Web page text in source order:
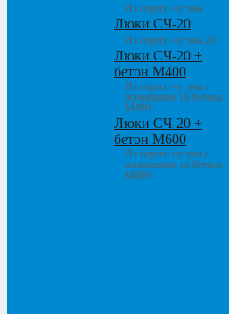
Из серого чугуна
Люки СЧ-20
Из серого чугуна 20
Люки СЧ-20 +
бетон М400
Из серого чугуна с
основанием из бетона
М400
Люки СЧ-20 +
бетон М600
Из серого чугуна с
основанием из бетона
М600